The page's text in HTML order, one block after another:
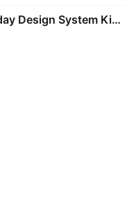
Friday Design System Kit 1.1.1